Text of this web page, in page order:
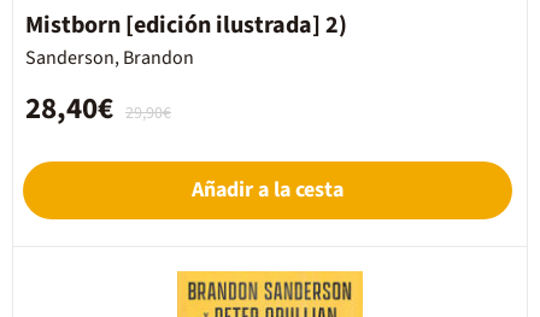
Mistborn [edición ilustrada] 2)
Sanderson, Brandon
29,90€
28,40€
Añadir a la cesta